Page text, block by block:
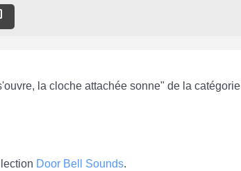
la cloche attachée sonne" de la catégorie
Door Bell Sounds.